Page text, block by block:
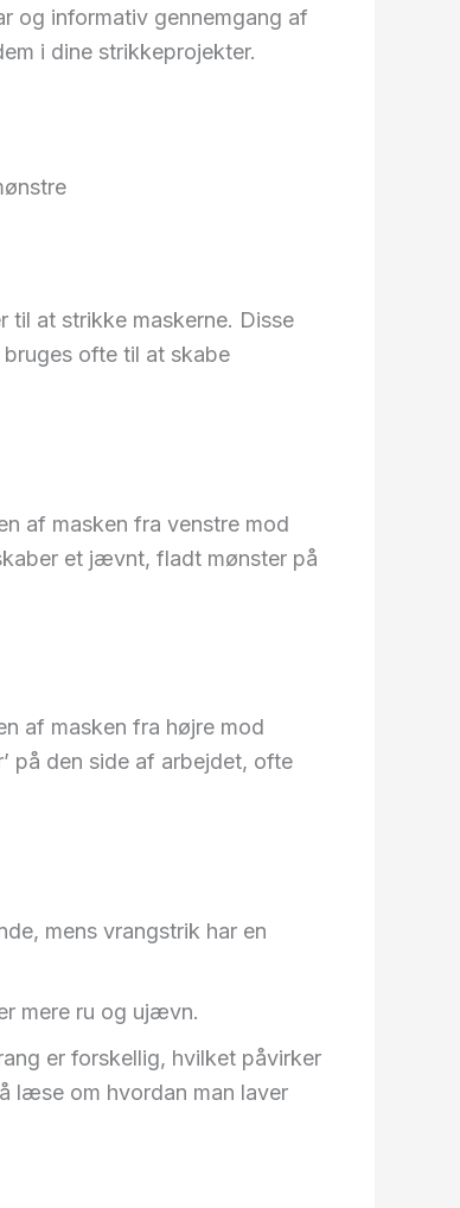
og informativ gennemgang af
i dine strikkeprojekter.
til at strikke maskerne. Disse
ofte til at skabe
af masken fra venstre mod
et jævnt, fladt mønster på
af masken fra højre mod
på den side af arbejdet, ofte
mens vrangstrik har en
mere ru og ujævn.
er forskellig, hvilket påvirker
læse om hvordan man laver